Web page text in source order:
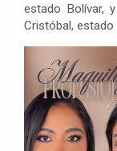
estado Bolívar,
Cristóbal, estado